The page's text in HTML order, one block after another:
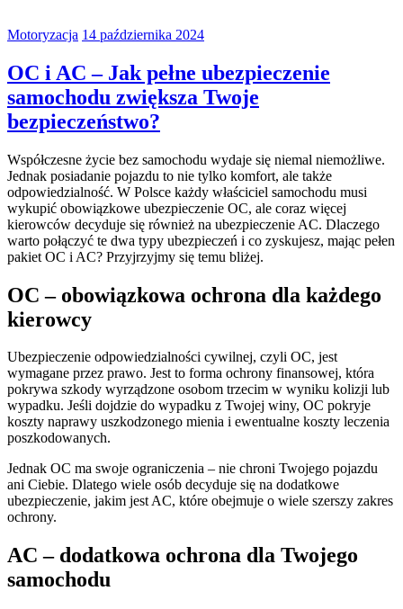
Motoryzacja 14 października 2024
OC i AC – Jak pełne ubezpieczenie
samochodu zwiększa Twoje
bezpieczeństwo?
Współczesne życie bez samochodu wydaje się niemal niemożliwe.
Jednak posiadanie pojazdu to nie tylko komfort, ale także
odpowiedzialność. W Polsce każdy właściciel samochodu musi
wykupić obowiązkowe ubezpieczenie OC, ale coraz więcej
kierowców decyduje się również na ubezpieczenie AC. Dlaczego
warto połączyć te dwa typy ubezpieczeń i co zyskujesz, mając pełen
pakiet OC i AC? Przyjrzyjmy się temu bliżej.
OC – obowiązkowa ochrona dla każdego
kierowcy
Ubezpieczenie odpowiedzialności cywilnej, czyli OC, jest
wymagane przez prawo. Jest to forma ochrony finansowej, która
pokrywa szkody wyrządzone osobom trzecim w wyniku kolizji lub
wypadku. Jeśli dojdzie do wypadku z Twojej winy, OC pokryje
koszty naprawy uszkodzonego mienia i ewentualne koszty leczenia
poszkodowanych.
Jednak OC ma swoje ograniczenia – nie chroni Twojego pojazdu
ani Ciebie. Dlatego wiele osób decyduje się na dodatkowe
ubezpieczenie, jakim jest AC, które obejmuje o wiele szerszy zakres
ochrony.
AC – dodatkowa ochrona dla Twojego
samochodu